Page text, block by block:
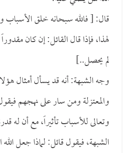
قال: [ فالله سبحانه خلق الأسباب
لهذا، فإذا قال القائل: إن كان
لم يحصل..]
وجه الشبهة: أنه قد يسأل أمثال
والمعتزلة ومن سار على نهجهم
وتعالى للأسباب تأثيراً، مع أن له
الشبهة، فيقول قائل: لماذا جعل